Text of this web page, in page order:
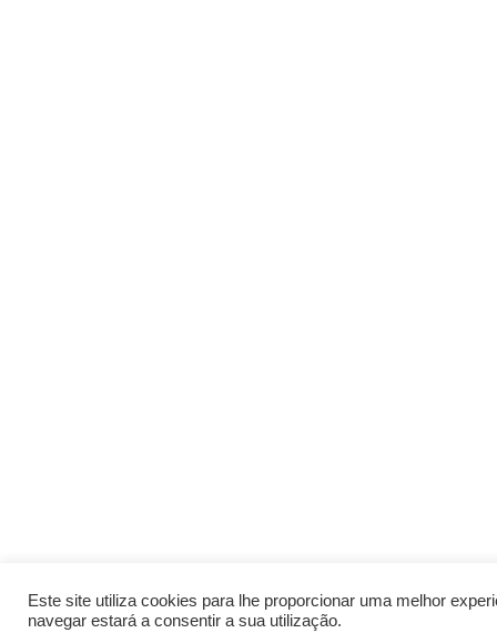
Este site utiliza cookies para lhe proporcionar uma melhor
navegar estará a consentir a sua utilização.